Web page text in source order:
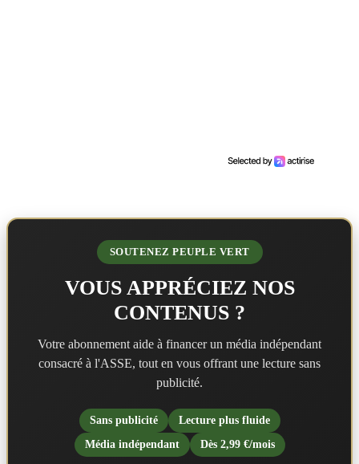
SOUTENEZ PEUPLE VERT
VOUS APPRÉCIEZ NOS
CONTENUS ?
Votre abonnement aide à financer un média indépendant
consacré à l'ASSE, tout en vous offrant une lecture sans
publicité.
Sans publicité
Lecture plus fluide
Média indépendant
Dès 2,99 €/mois